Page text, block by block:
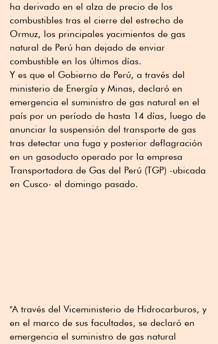
ha derivado en el alza de precio de los
combustibles tras el cierre del estrecho de
Ormuz, los principales yacimientos de gas
natural de Perú han dejado de enviar
combustible en los últimos días.
Y es que el Gobierno de Perú, a través del
ministerio de Energía y Minas, declaró en
emergencia el suministro de gas natural en el
país por un período de hasta 14 días, luego de
anunciar la suspensión del transporte de gas
tras detectar una fuga y posterior deflagración
en un gasoducto operado por la empresa
Transportadora de Gas del Perú (TGP) -ubicada
en Cusco- el domingo pasado.
"A través del Viceministerio de Hidrocarburos, y
en el marco de sus facultades, se declaró en
emergencia el suministro de gas natural